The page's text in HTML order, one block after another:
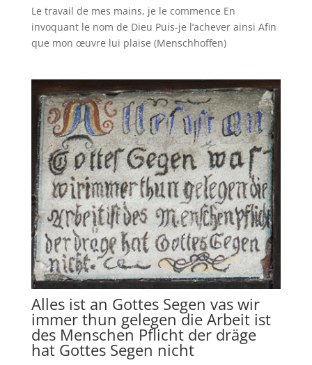
Le travail de mes mains, je le commence En
invoquant le nom de Dieu Puis-je l’achever ainsi Afin
que mon œuvre lui plaise (Menschhoffen)
Alles ist an Gottes Segen vas wir
immer thun gelegen die Arbeit ist
des Menschen Pflicht der dräge
hat Gottes Segen nicht